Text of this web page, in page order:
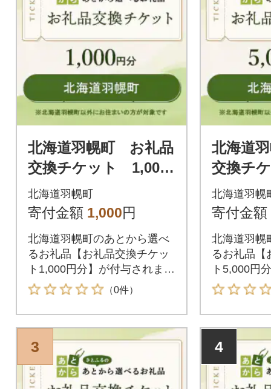
北海道羽幌町 お礼品
交換チケット 1,000
円分
北海道羽幌町
寄付金額 1,000円
北海道羽幌町のあとから選べ
るお礼品【お礼品交換チケッ
ト1,000円分】が付与されま
す。付与されたお礼品交換チ
ケットは北海道羽幌町が指定
するお礼品と交換が可能で
す。
（0件）
北海道
交換チ
円分
北海道羽幌
寄付金額
北海道羽幌
るお礼品【
ト5,000円
す。付与さ
ケットは北
するお礼品
す。
3 4